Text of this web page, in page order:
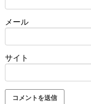
メール
サイト